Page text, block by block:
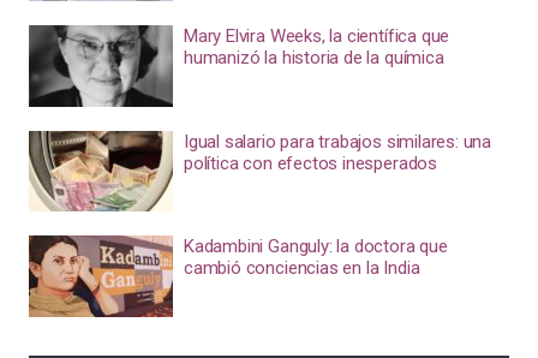
Mary Elvira Weeks, la científica que
humanizó la historia de la química
Igual salario para trabajos similares: una
política con efectos inesperados
Kadambini Ganguly: la doctora que
cambió conciencias en la India